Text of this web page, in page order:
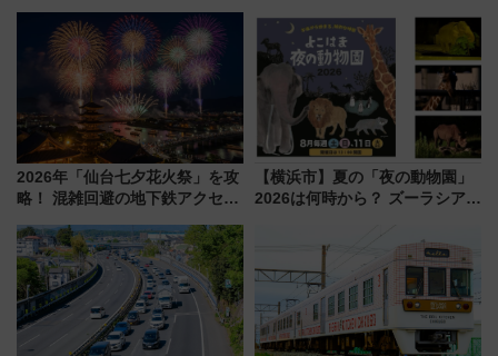
2026年「仙台七夕花火祭」を攻
略！ 混雑回避の地下鉄アクセス
火前に楽しむ仙台観光ルートま
で解説！
【横浜市】夏の「夜の動物園」
2026は何時から？ ズーラシア・
見どころ、限定イベントを徹底